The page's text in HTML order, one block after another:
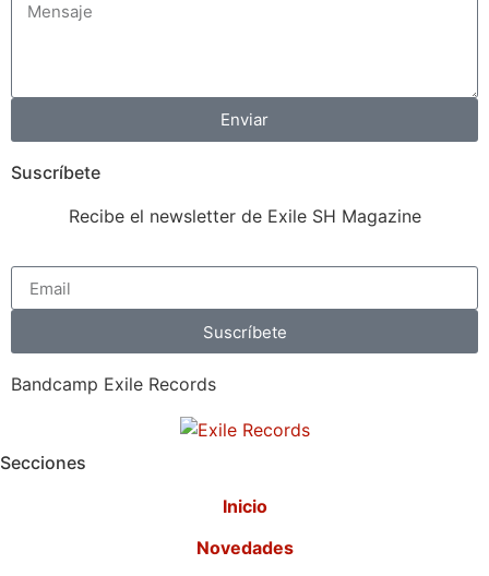
Enviar
Suscríbete
Recibe el newsletter de Exile SH Magazine
Suscríbete
Bandcamp Exile Records
Secciones
Inicio
Novedades